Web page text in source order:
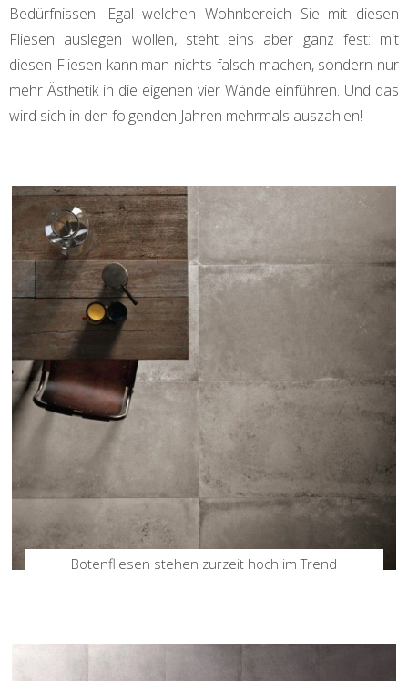
Bedürfnissen. Egal welchen Wohnbereich Sie mit diesen
Fliesen auslegen wollen, steht eins aber ganz fest: mit
diesen Fliesen kann man nichts falsch machen, sondern nur
mehr Ästhetik in die eigenen vier Wände einführen. Und das
wird sich in den folgenden Jahren mehrmals auszahlen!
Botenfliesen stehen zurzeit hoch im Trend